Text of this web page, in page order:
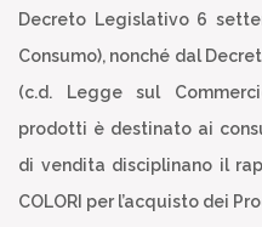
Decreto Legislativo 6
Consumo), nonché dal
(c.d. Legge sul
prodotti è destinato ai
di vendita disciplinano il
COLORI per l’acquisto dei